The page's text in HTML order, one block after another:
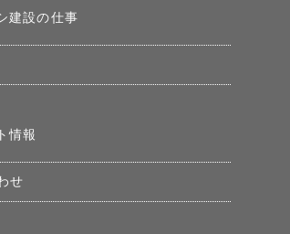
建設の仕事
情報
せ